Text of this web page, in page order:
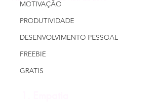
MOTIVAÇÃO
PRODUTIVIDADE
DESENVOLVIMENTO PESSOAL
FREEBIE
GRATIS